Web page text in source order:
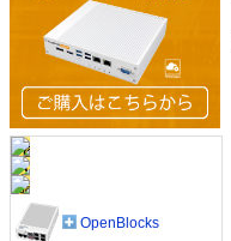
OpenBlocks